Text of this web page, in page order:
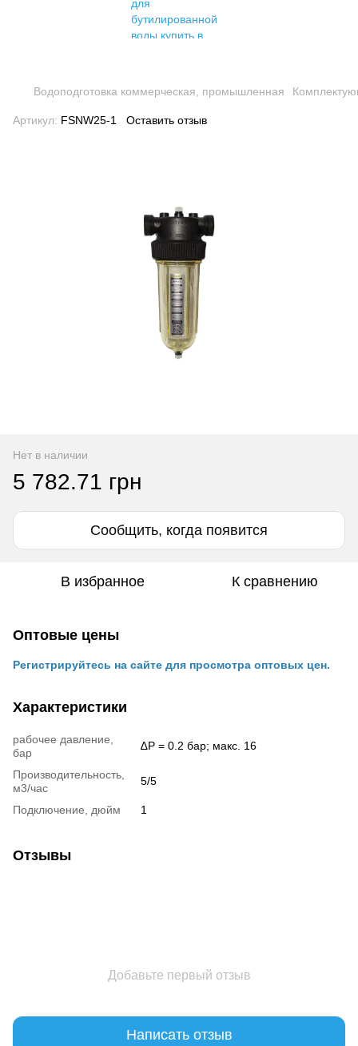
Водоподготовка коммерческая, промышленная
Артикул: FSNW25-1 Оставить отзыв
Нет в наличии
5 782.71 грн
Сообщить, когда появится
В избранное К сравнению
Оптовые цены
Регистрируйтесь на сайте для просмотра оптовых цен.
Характеристики
рабочее давление,
бар
∆P = 0.2 бар; макс. 16
Производительность,
м3/час
5/5
Подключение, дюйм 1
Отзывы
Добавьте первый отзыв
Написать отзыв